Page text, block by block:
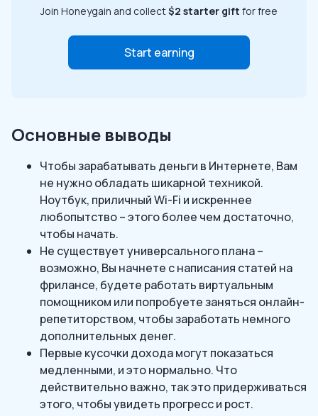
Join Honeygain and collect$2 starter gift for free
Start earning
Основные выводы
Чтобы зарабатывать деньги в Интернете, Вам
не нужно обладать шикарной техникой.
Ноутбук, приличный Wi-Fi и искреннее
любопытство – этого более чем достаточно,
чтобы начать.
Не существует универсального плана –
возможно, Вы начнете с написания статей на
фрилансе, будете работать виртуальным
помощником или попробуете заняться онлайн-
репетиторством, чтобы заработать немного
дополнительных денег.
Первые кусочки дохода могут показаться
медленными, и это нормально. Что
действительно важно, так это придерживаться
этого, чтобы увидеть прогресс и рост.